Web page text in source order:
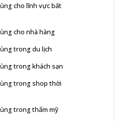
cho lĩnh vực bất
cho nhà hàng
trong du lịch
trong khách sạn
trong shop thời
trong thẩm mỹ